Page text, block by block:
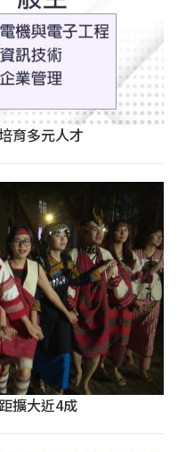
育多元人才
擴大近4成